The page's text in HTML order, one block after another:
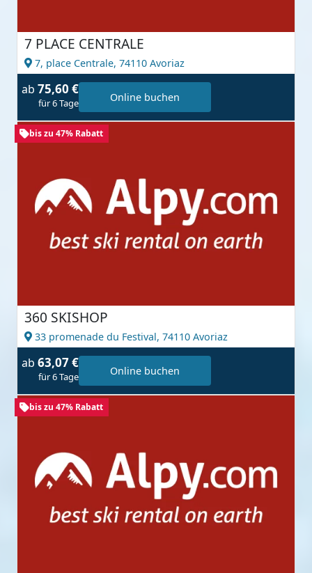
7 PLACE CENTRALE
7, place Centrale, 74110 Avoriaz
ab 75,60 €
für 6 Tage Online buchen
bis zu 47% Rabatt
360 SKISHOP
33 promenade du Festival, 74110 Avoriaz
ab 63,07 €
für 6 Tage Online buchen
bis zu 47% Rabatt